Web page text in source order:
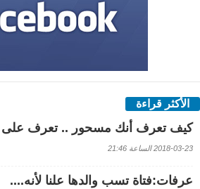
الأكثر قراءة
كيف تعرف أنك مسحور .. تعرف على
2018-03-23 الساعة 21:46
عرفات:فتاة تسب والدها علنا لأنه....